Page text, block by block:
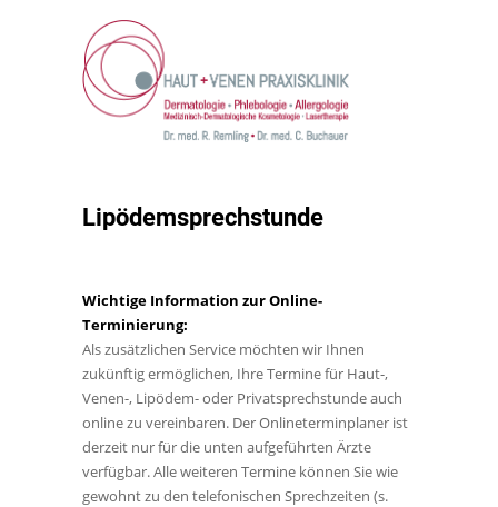
Lipödemsprechstunde
Wichtige Information zur Online-
Terminierung:
Als zusätzlichen Service möchten wir Ihnen
zukünftig ermöglichen, Ihre Termine für Haut-,
Venen-, Lipödem- oder Privatsprechstunde auch
online zu vereinbaren. Der Onlineterminplaner ist
derzeit nur für die unten aufgeführten Ärzte
verfügbar. Alle weiteren Termine können Sie wie
gewohnt zu den telefonischen Sprechzeiten (s.